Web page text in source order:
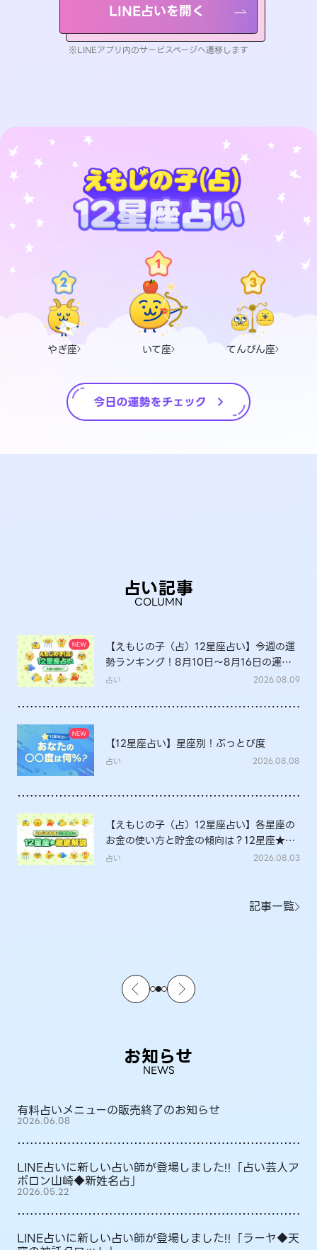
LINE占いを開く
※LINEアプリ内のサービスページへ遷移します
やぎ座 いて座 てんびん座
占い記事
COLUMN
【えもじの子（占）12星座占い】今週の運
勢ランキング！8月10日～8月16日の運勢
は？
占い 2026.08.09
【12星座占い】星座別！ぶっとび度
占い 2026.08.08
【えもじの子（占）12星座占い】各星座の
お金の使い方と貯金の傾向は？12星座★徹
底解説
占い 2026.08.03
記事一覧
お知らせ
NEWS
有料占いメニューの販売終了のお知らせ
2026.06.08
LINE占いに新しい占い師が登場しました!!「占い芸人ア
ポロン山崎◆新姓名占」
2026.05.22
LINE占いに新しい占い師が登場しました!!「ラーヤ◆天